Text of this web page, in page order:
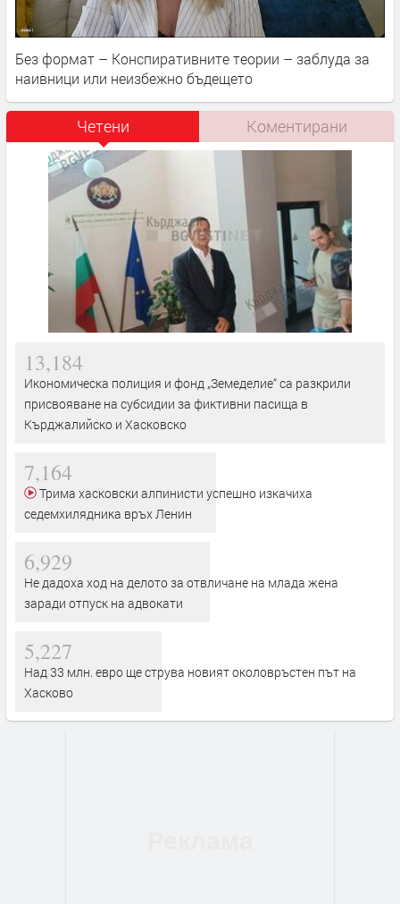
Без формат – Конспиративните теории – заблуда за
наивници или неизбежно бъдещето
Четени Коментирани
13,184
Икономическа полиция и фонд „Земеделие“ са разкрили
присвояване на субсидии за фиктивни пасища в
Кърджалийско и Хасковско
7,164
седемхилядника връх Ленин
6,929
Не дадоха ход на делото за отвличане на млада жена
заради отпуск на адвокати
5,227
Над 33 млн. евро ще струва новият околовръстен път на
Хасково